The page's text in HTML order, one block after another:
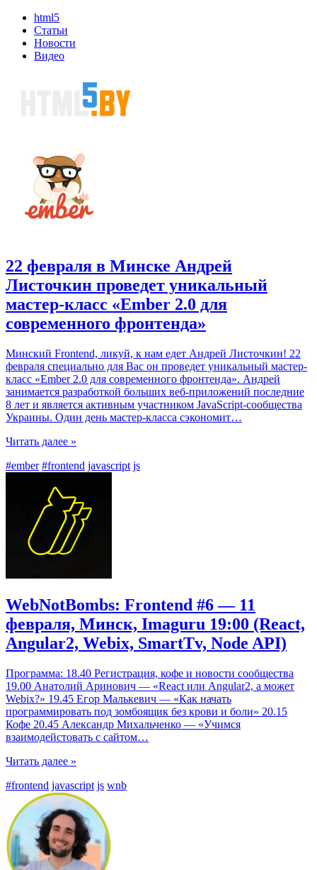
html5
Статьи
Новости
Видео
22 февраля в Минске Андрей
Листочкин проведет уникальный
мастер-класс «Ember 2.0 для
современного фронтенда»
Минский Frontend, ликуй, к нам едет Андрей Листочкин! 22
февраля специально для Вас он проведет уникальный мастер-
класс «Ember 2.0 для современного фронтенда». Андрей
занимается разработкой больших веб-приложений последние
8 лет и является активным участником JavaScript-сообщества
Украины. Один день мастер-класса сэкономит…
Читать далее »
#ember #frontend javascript js
WebNotBombs: Frontend #6 — 11
февраля, Минск, Imaguru 19:00 (React,
Angular2, Webix, SmartTv, Node API)
Программа: 18.40 Регистрация, кофе и новости сообщества
19.00 Анатолий Аринович — «React или Angular2, а может
Webix?» 19.45 Егор Малькевич — «Как начать
программировать под зомбоящик без крови и боли» 20.15
Кофе 20.45 Александр Михальченко — «Учимся
взаимодейстовать с сайтом…
Читать далее »
#frontend javascript js wnb